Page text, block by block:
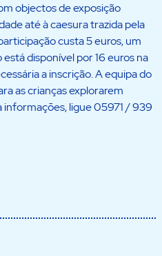
objectos de exposição
até à caesura trazida pela
custa 5 euros, um
disponível por 16 euros na
a inscrição. A equipa do
as crianças explorarem
informações, ligue 05971 / 939